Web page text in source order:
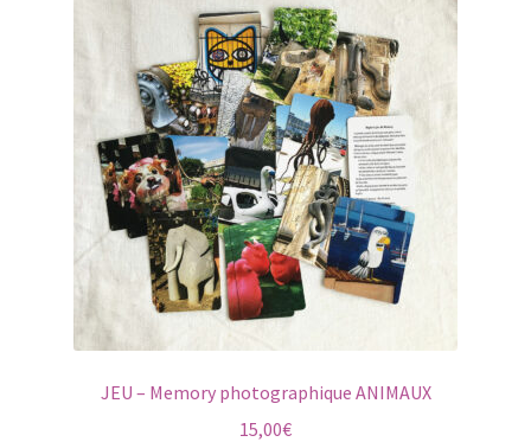
JEU – Memory photographique ANIMAUX
15,00€